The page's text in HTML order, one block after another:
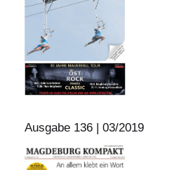
Ausgabe 136 | 03/2019